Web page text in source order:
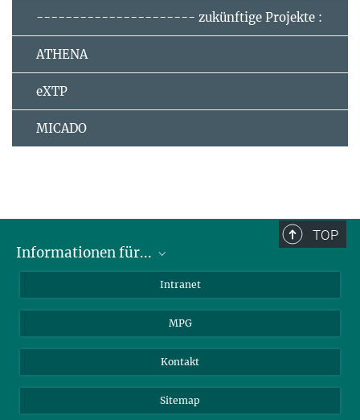
---------------------- zukünftige Projekte :
ATHENA
eXTP
MICADO
TOP
Informationen für...
Studenten
Journalisten
Intranet
MPG
Kontakt
Sitemap